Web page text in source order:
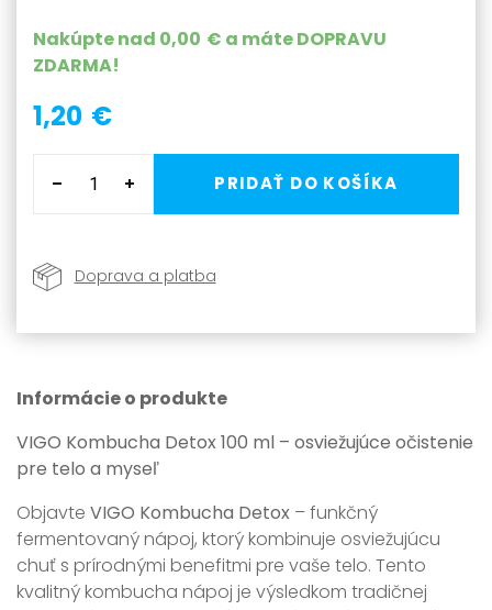
Nakúpte nad 0,00 € a máteDOPRAVU
ZDARMA!
1,20 €
PRIDAŤ DO KOŠÍKA
Doprava a platba
Informácie o produkte
VIGO Kombucha Detox 100 ml – osviežujúce očistenie
pre telo a myseľ
Objavte VIGO Kombucha Detox – funkčný
fermentovaný nápoj, ktorý kombinuje osviežujúcu
chuť s prírodnými benefitmi pre vaše telo. Tento
kvalitný kombucha nápoj je výsledkom tradičnej